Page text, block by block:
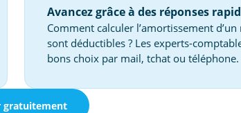
Avancez grâce à des réponses
Comment calculer l’amortissement
sont déductibles ? Les experts-
bons choix par mail, tchat ou téléphone.
gratuitement